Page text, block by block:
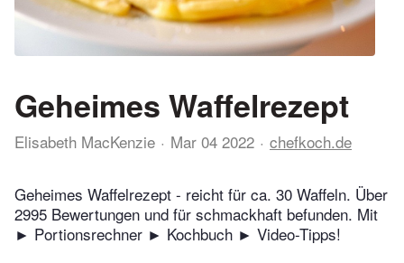
Geheimes Waffelrezept
Elisabeth MacKenzie Mar 04 2022 chefkoch.de
Geheimes Waffelrezept - reicht für ca. 30 Waffeln. Über
2995 Bewertungen und für schmackhaft befunden. Mit
► Portionsrechner ► Kochbuch ► Video-Tipps!